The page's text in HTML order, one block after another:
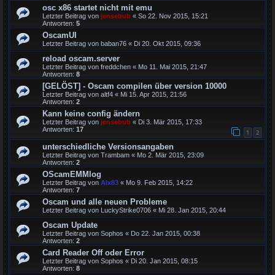
osc x86 startet nicht mit emu
Letzter Beitrag von jensebub « So 22. Nov 2015, 15:21
Antworten: 5
OscamUI
Letzter Beitrag von baban76 « Di 20. Okt 2015, 09:36
reload oscam.server
Letzter Beitrag von freddchen « Mo 11. Mai 2015, 21:47
Antworten: 8
[GELÖST] - Oscam compilen über version 10000
Letzter Beitrag von altf4 « Mi 15. Apr 2015, 21:56
Antworten: 2
Kann keine config ändern
Letzter Beitrag von jensebub « Di 3. Mär 2015, 17:33
Antworten: 17 1 2
unterschiedliche Versionsangaben
Letzter Beitrag von Trambam « Mo 2. Mär 2015, 23:09
Antworten: 2
OScamEMMlog
Letzter Beitrag von Alx83 « Mo 9. Feb 2015, 14:22
Antworten: 7
Oscam und alle neuen Probleme
Letzter Beitrag von LuckyStrike0706 « Mi 28. Jan 2015, 20:44
Oscam Update
Letzter Beitrag von Sophos « Do 22. Jan 2015, 00:38
Antworten: 2
Card Reader Off oder Error
Letzter Beitrag von Sophos « Di 20. Jan 2015, 08:15
Antworten: 8